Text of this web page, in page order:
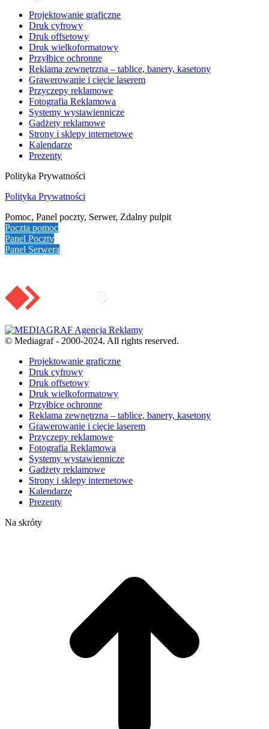
Projektowanie graficzne
Druk cyfrowy
Druk offsetowy
Druk wielkoformatowy
Przyłbice ochronne
Reklama zewnętrzna – tablice, banery, kasetony
Grawerowanie i cięcie laserem
Przyczepy reklamowe
Fotografia Reklamowa
Systemy wystawiennicze
Gadżety reklamowe
Strony i sklepy internetowe
Kalendarze
Prezenty
Polityka Prywatności
Polityka Prywatności
Pomoc, Panel poczty, Serwer, Zdalny pulpit
Poczta pomoc
Panel Poczty
Panel Serwera
© Mediagraf - 2000-2024. All rights reserved.
Projektowanie graficzne
Druk cyfrowy
Druk offsetowy
Druk wielkoformatowy
Przyłbice ochronne
Reklama zewnętrzna – tablice, banery, kasetony
Grawerowanie i cięcie laserem
Przyczepy reklamowe
Fotografia Reklamowa
Systemy wystawiennicze
Gadżety reklamowe
Strony i sklepy internetowe
Kalendarze
Prezenty
Na skróty